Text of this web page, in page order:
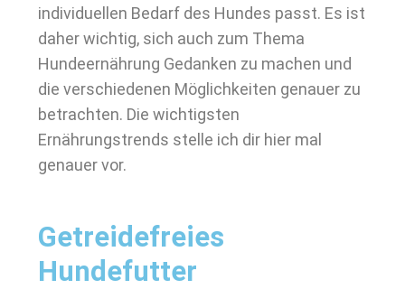
individuellen Bedarf des Hundes passt. Es ist
daher wichtig, sich auch zum Thema
Hundeernährung Gedanken zu machen und
die verschiedenen Möglichkeiten genauer zu
betrachten. Die wichtigsten
Ernährungstrends stelle ich dir hier mal
genauer vor.
Getreidefreies
Hundefutter